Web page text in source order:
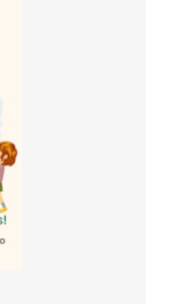
14h30 às 17h30
conhecer e
Canto, Clarinete,
Órgão,
Tuba/Eufónio,
poderão